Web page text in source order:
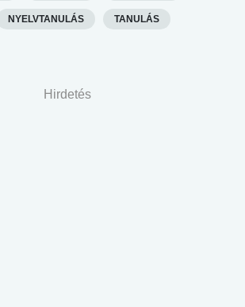
NYELVTANULÁS TANULÁS
Hirdetés